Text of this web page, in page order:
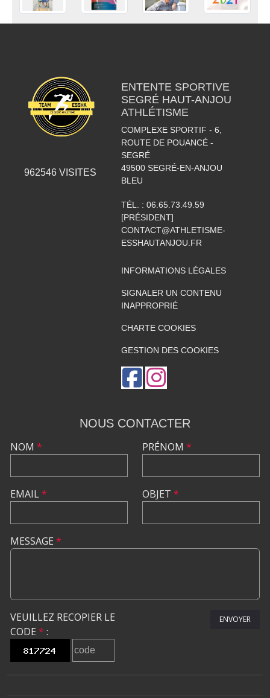
962546 VISITES
ENTENTE SPORTIVE
SEGRÉ HAUT-ANJOU
ATHLÉTISME
COMPLEXE SPORTIF - 6,
ROUTE DE POUANCÉ -
SEGRÉ
49500 SEGRÉ-EN-ANJOU
BLEU
TÉL. : 06.65.73.49.59
[PRÉSIDENT]
CONTACT@ATHLETISME-
ESSHAUTANJOU.FR
INFORMATIONS LÉGALES
SIGNALER UN CONTENU
INAPPROPRIÉ
CHARTE COOKIES
GESTION DES COOKIES
NOUS CONTACTER
NOM *
EMAIL*
PRÉNOM *
OBJET *
MESSAGE *
VEUILLEZ RECOPIER LE
CODE * :
ENVOYER